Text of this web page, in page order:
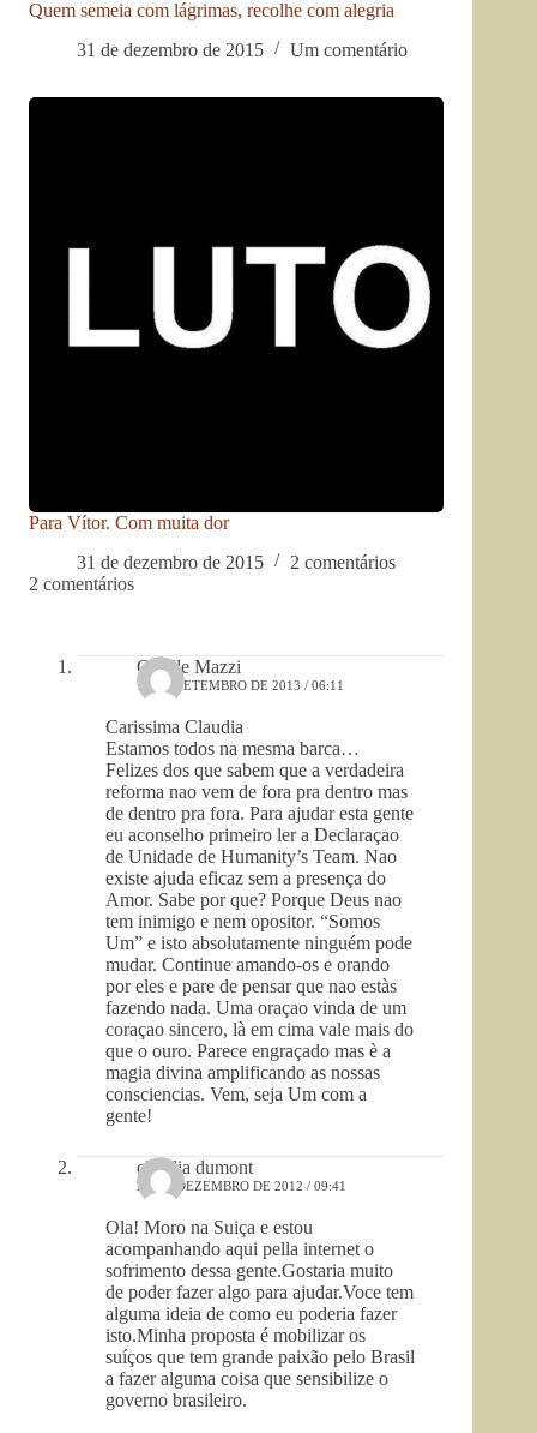
Quem semeia com lágrimas, recolhe com alegria
31 de dezembro de 2015
Um comentário
Para Vítor. Com muita dor
31 de dezembro de 2015
2 comentários
2 comentários
Giselle Mazzi
12 DE SETEMBRO DE 2013 / 06:11
Carissima Claudia
Estamos todos na mesma barca…
Felizes dos que sabem que a verdadeira
reforma nao vem de fora pra dentro mas
de dentro pra fora. Para ajudar esta gente
eu aconselho primeiro ler a Declaraçao
de Unidade de Humanity’s Team. Nao
existe ajuda eficaz sem a presença do
Amor. Sabe por que? Porque Deus nao
tem inimigo e nem opositor. “Somos
Um” e isto absolutamente ninguém pode
mudar. Continue amando-os e orando
por eles e pare de pensar que nao estàs
fazendo nada. Uma oraçao vinda de um
coraçao sincero, là em cima vale mais do
que o ouro. Parece engraçado mas è a
magia divina amplificando as nossas
consciencias. Vem, seja Um com a
gente!
claudia dumont
26 DE DEZEMBRO DE 2012 / 09:41
Ola! Moro na Suiça e estou
acompanhando aqui pella internet o
sofrimento dessa gente.Gostaria muito
de poder fazer algo para ajudar.Voce tem
alguma ideia de como eu poderia fazer
isto.Minha proposta é mobilizar os
suíços que tem grande paixão pelo Brasil
a fazer alguma coisa que sensibilize o
governo brasileiro.